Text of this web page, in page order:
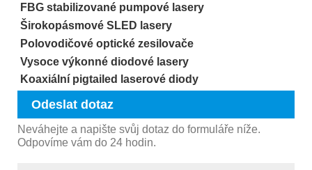
FBG stabilizované pumpové lasery
Širokopásmové SLED lasery
Polovodičové optické zesilovače
Vysoce výkonné diodové lasery
Koaxiální pigtailed laserové diody
Odeslat dotaz
Neváhejte a napište svůj dotaz do formuláře níže.
Odpovíme vám do 24 hodin.